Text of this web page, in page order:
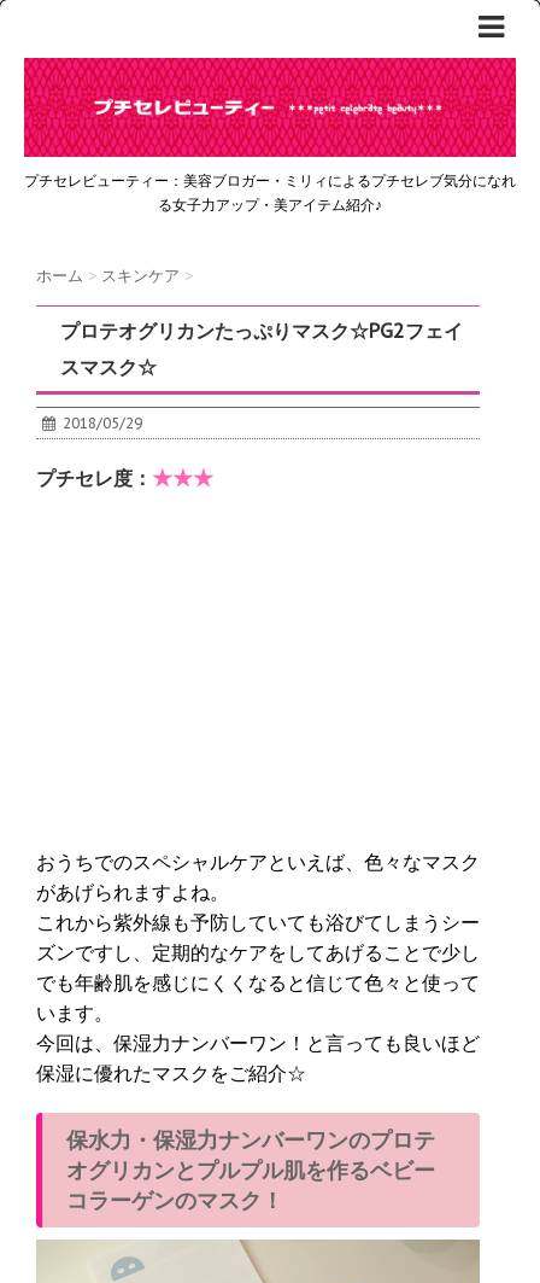
プチセレビューティー：美容ブロガー・ミリィによるプチセレブ気分になれ
る女子力アップ・美アイテム紹介♪
ホーム > スキンケア >
プロテオグリカンたっぷりマスク☆PG2フェイ
スマスク☆
2018/05/29
プチセレ度： ★★★
おうちでのスペシャルケアといえば、色々なマスク
があげられますよね。
これから紫外線も予防していても浴びてしまうシー
ズンですし、定期的なケアをしてあげることで少し
でも年齢肌を感じにくくなると信じて色々と使って
います。
今回は、保湿力ナンバーワン！と言っても良いほど
保湿に優れたマスクをご紹介☆
保水力・保湿力ナンバーワンのプロテ
オグリカンとプルプル肌を作るベビー
コラーゲンのマスク！